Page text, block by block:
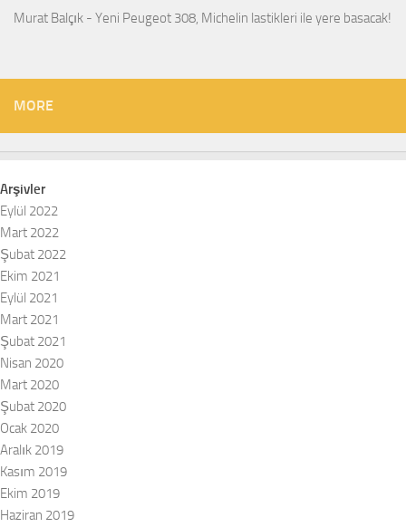
Murat Balçık - Yeni Peugeot 308, Michelin lastikleri ile yere basacak!
MORE
Arşivler
Eylül 2022
Mart 2022
Şubat 2022
Ekim 2021
Eylül 2021
Mart 2021
Şubat 2021
Nisan 2020
Mart 2020
Şubat 2020
Ocak 2020
Aralık 2019
Kasım 2019
Ekim 2019
Haziran 2019